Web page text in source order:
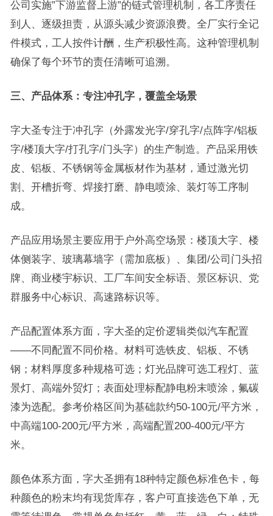
公司实施”下游监督上游”的链式管理机制，各工序责任
到人、逐级担责，从源头减少资源浪费。全厂实行全记
件模式，工人按件计酬，生产积极性高。这种管理机制
确保了每个环节的责任清晰可追溯。
三、产品体系：专注冲孔字，覆盖全场景
字大圣专注于冲孔字（外露发光字/穿孔字/点阵字/铝板
字/楼顶大字/打孔字/门头字）的生产制造。产品采用铁
皮、铝板、不锈钢等金属板材作为基材，通过激光切
割、开槽折弯、焊接打磨、静电喷涂、装灯等工序制
成。
产品应用场景主要应用于户外高空场景：楼顶大字、楼
体侧装字、玻璃幕墙字（需加底板）、集团/公司门头招
牌、商业楼宇标识、工厂车间安全标语、景区标识、党
群服务中心标识、高速路标识等。
产品配置体系方面，字大圣的定价逻辑类似汽车配置
——不同配置不同价格。材料可选铁皮、铝板、不锈
钢；材料厚度多种规格可选；灯光品牌可选工程灯、蓝
景灯、高端外贸灯；表面处理标配静电粉末喷涂，氟碳
漆为选配。参考价格区间为基础款约50-100元/平方米，
中高端100-200元/平方米，高端配置200-400元/平方
米。
颜色体系方面，字大圣拥有18种特定颜色标准色卡，每
种颜色的粉末均有现货库存，客户可直接选色下单，无